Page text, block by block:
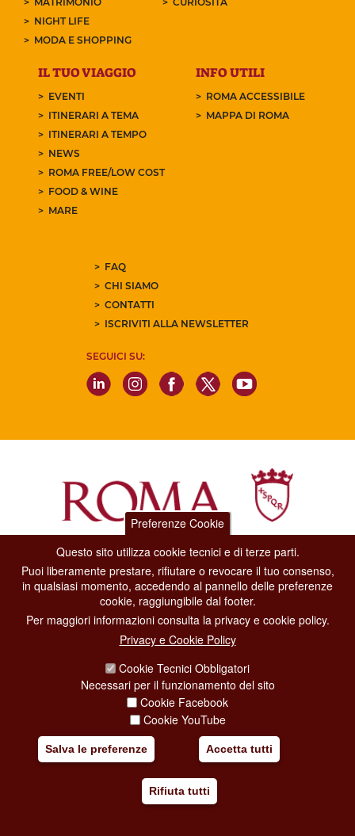
NIGHT LIFE
MODA E SHOPPING
IL TUO VIAGGIO
EVENTI
ITINERARI A TEMA
ITINERARI A TEMPO
NEWS
ROMA FREE/LOW COST
FOOD & WINE
MARE
INFO UTILI
ROMA ACCESSIBILE
MAPPA DI ROMA
FAQ
CHI SIAMO
CONTATTI
ISCRIVITI ALLA NEWSLETTER
SEGUICI SU:
Dipartimento Grandi Eventi, Sport, Turismo e Moda.
Via di San Basilio, 51
00187 Roma
CONTACT CENTER TEL. 06 06 08
CONTATTA LA REDAZIONE
SOCIAL MEDIA POLICY
COPYRIGHT
Preferenze Cookie
Questo sito utilizza cookie tecnici e di terze parti.
Puoi liberamente prestare, rifiutare o revocare il tuo consenso,
in qualsiasi momento, accedendo al pannello delle preferenze
cookie, raggiungibile dal footer.
Per maggiori informazioni consulta la privacy e cookie policy.
Privacy e Cookie Policy
Cookie Tecnici Obbligatori
Necessari per il funzionamento del sito
Cookie Facebook
Cookie YouTube
Salva le preferenze Accetta tutti
Rifiuta tutti